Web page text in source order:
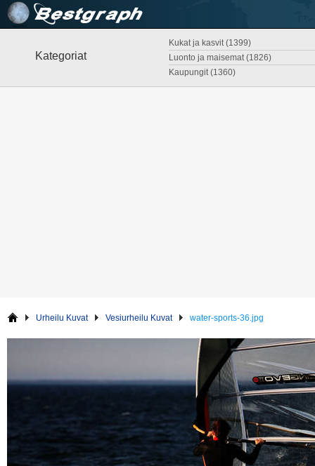
Kategoriat
Kukat ja kasvit (1399)
Luonto ja maisemat (1826)
Kaupungit (1360)
Urheilu Kuvat Vesiurheilu Kuvat water-sports-36.jpg